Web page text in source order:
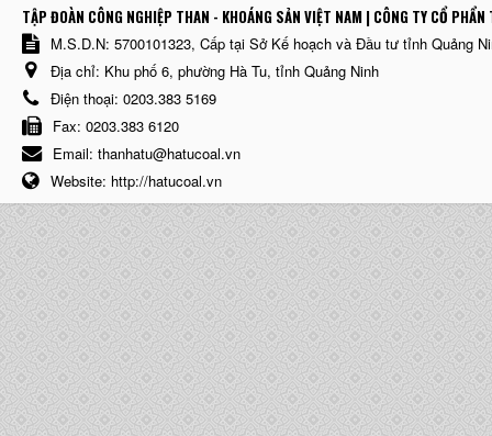
TẬP ĐOÀN CÔNG NGHIỆP THAN - KHOÁNG SẢN VIỆT NAM | CÔNG TY CỔ
M.S.D.N: 5700101323, Cấp tại Sở Kế hoạch và Đầu tư tỉnh Quảng
Địa chỉ: Khu phố 6, phường Hà Tu, tỉnh Quảng Ninh
Điện thoại: 0203.383 5169
Fax: 0203.383 6120
Email: thanhatu@hatucoal.vn
Website: http://hatucoal.vn